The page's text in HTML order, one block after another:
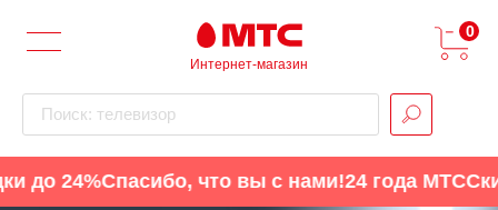
Интернет-магазин
Поиск: телевизор
0
24%Спасибо, что вы с нами!24 года МТС